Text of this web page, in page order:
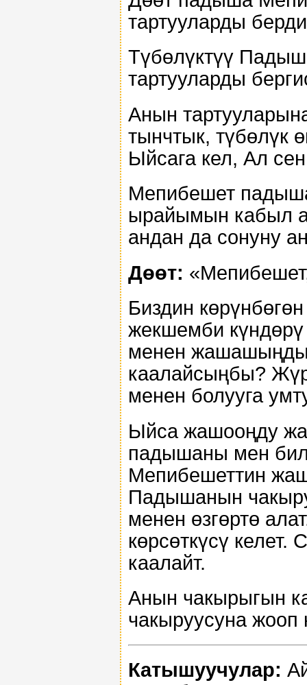
тартууларды
Түбөлүктүү
тартууларды
Анын
тынчтык, түбөлүк
Ыйсага кел, Ал
Мепибешет
ырайымын кабыл
андан да сонуну
Дөөт:
Биздин
жекшемби күндөрү
менен жашашыңды
каалайсыңбы?
менен болууга
Ыйса жашооңду
падышаны мен
Мепибешеттин
Падышанын
менен өзгөртө
көрсөткүсү
каалайт.
Анын чакырыгын
чакыруусуна жооп
Катышуучулар: